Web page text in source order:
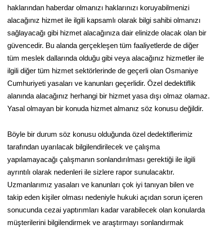
haklarından haberdar olmanızı haklarınızı koruyabilmenizi
alacağınız hizmet ile ilgili kapsamlı olarak bilgi sahibi olmanızı
sağlayacağı gibi hizmet alacağınıza dair elinizde olacak olan bir
güvencedir. Bu alanda gerçekleşen tüm faaliyetlerde de diğer
tüm meslek dallarında olduğu gibi veya alacağınız hizmetler ile
ilgili diğer tüm hizmet sektörlerinde de geçerli olan Osmaniye
Cumhuriyeti yasaları ve kanunları geçerlidir. Özel dedektiflik
alanında alacağınız herhangi bir hizmet yasa dışı olmaz olamaz.
Yasal olmayan bir konuda hizmet almanız söz konusu değildir.
Böyle bir durum söz konusu olduğunda özel dedektiflerimiz
tarafından uyarılacak bilgilendirilecek ve çalışma
yapılamayacağı çalışmanın sonlandırılması gerektiği ile ilgili
ayrıntılı olarak nedenleri ile sizlere rapor sunulacaktır.
Uzmanlarımız yasaları ve kanunları çok iyi tanıyan bilen ve
takip eden kişiler olması nedeniyle hukuki açıdan sorun içeren
sonucunda cezai yaptırımları kadar varabilecek olan konularda
müşterilerini bilgilendirmek ve araştırmayı sonlandırmak